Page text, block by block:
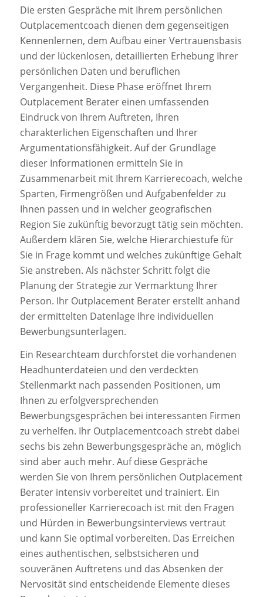
Die ersten Gespräche mit Ihrem persönlichen
Outplacementcoach dienen dem gegenseitigen
Kennenlernen, dem Aufbau einer Vertrauensbasis
und der lückenlosen, detaillierten Erhebung Ihrer
persönlichen Daten und beruflichen
Vergangenheit. Diese Phase eröffnet Ihrem
Outplacement Berater einen umfassenden
Eindruck von Ihrem Auftreten, Ihren
charakterlichen Eigenschaften und Ihrer
Argumentationsfähigkeit. Auf der Grundlage
dieser Informationen ermitteln Sie in
Zusammenarbeit mit Ihrem Karrierecoach, welche
Sparten, Firmengrößen und Aufgabenfelder zu
Ihnen passen und in welcher geografischen
Region Sie zukünftig bevorzugt tätig sein möchten.
Außerdem klären Sie, welche Hierarchiestufe für
Sie in Frage kommt und welches zukünftige Gehalt
Sie anstreben. Als nächster Schritt folgt die
Planung der Strategie zur Vermarktung Ihrer
Person. Ihr Outplacement Berater erstellt anhand
der ermittelten Datenlage Ihre individuellen
Bewerbungsunterlagen.
Ein Researchteam durchforstet die vorhandenen
Headhunterdateien und den verdeckten
Stellenmarkt nach passenden Positionen, um
Ihnen zu erfolgversprechenden
Bewerbungsgesprächen bei interessanten Firmen
zu verhelfen. Ihr Outplacementcoach strebt dabei
sechs bis zehn Bewerbungsgespräche an, möglich
sind aber auch mehr. Auf diese Gespräche
werden Sie von Ihrem persönlichen Outplacement
Berater intensiv vorbereitet und trainiert. Ein
professioneller Karrierecoach ist mit den Fragen
und Hürden in Bewerbungsinterviews vertraut
und kann Sie optimal vorbereiten. Das Erreichen
eines authentischen, selbstsicheren und
souveränen Auftretens und das Absenken der
Nervosität sind entscheidende Elemente dieses